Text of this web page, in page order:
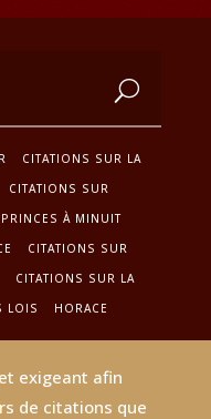
CITATIONS SUR LA
CITATIONS SUR
À MINUIT
CITATIONS SUR
CITATIONS SUR LA
LOIS HORACE
exigeant afin
de citations que